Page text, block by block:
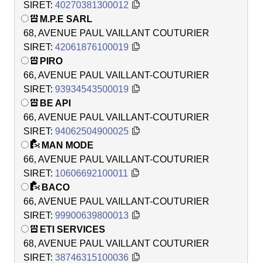
SIRET: 40270381300012
M.P.E SARL
68, AVENUE PAUL VAILLANT COUTURIER
SIRET: 42061876100019
PIRO
66, AVENUE PAUL VAILLANT-COUTURIER
SIRET: 93934543500019
BE API
66, AVENUE PAUL VAILLANT-COUTURIER
SIRET: 94062504900025
MAN MODE
66, AVENUE PAUL VAILLANT-COUTURIER
SIRET: 10606692100011
BACO
66, AVENUE PAUL VAILLANT-COUTURIER
SIRET: 99900639800013
ETI SERVICES
68, AVENUE PAUL VAILLANT COUTURIER
SIRET: 38746315100036